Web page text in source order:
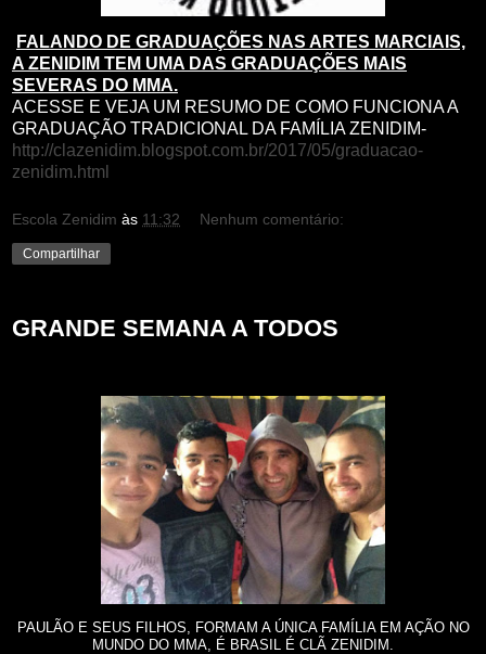
FALANDO DE GRADUAÇÕES NAS ARTES MARCIAIS,
A ZENIDIM TEM UMA DAS GRADUAÇÕES MAIS
SEVERAS DO MMA.
ACESSE E VEJA UM RESUMO DE COMO FUNCIONA A
GRADUAÇÃO TRADICIONAL DA FAMÍLIA ZENIDIM-
http://clazenidim.blogspot.com.br/2017/05/graduacao-
zenidim.html
Escola Zenidim às 11:32 Nenhum comentário:
Compartilhar
GRANDE SEMANA A TODOS
PAULÃO E SEUS FILHOS, FORMAM A ÚNICA FAMÍLIA EM AÇÃO NO
MUNDO DO MMA, É BRASIL É CLÃ ZENIDIM.